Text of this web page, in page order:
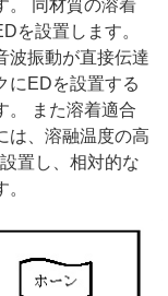
。 同材質の溶着
を設置します。
波振動が直接伝達
にEDを設置する
。 また溶着適合
は、溶融温度の高
置し、相対的な